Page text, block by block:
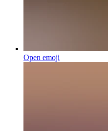
Open emoji